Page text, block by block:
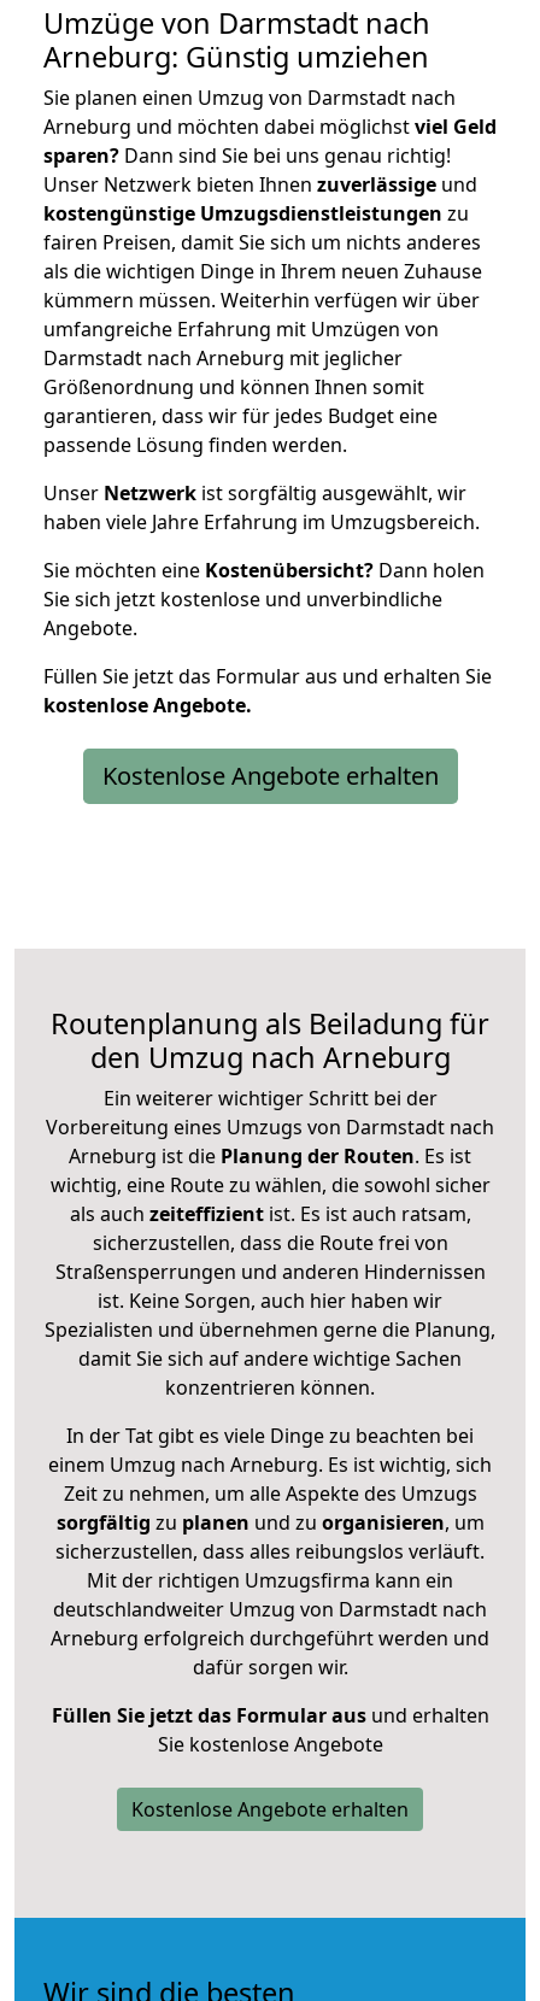
Umzüge von Darmstadt nach
Arneburg: Günstig umziehen
Sie planen einen Umzug von Darmstadt nach
Arneburg und möchten dabei möglichstviel Geld
sparen? Dann sind Sie bei uns genau richtig!
Unser Netzwerk bieten Ihnen zuverlässige und
kostengünstige Umzugsdienstleistungen zu
fairen Preisen, damit Sie sich um nichts anderes
als die wichtigen Dinge in Ihrem neuen Zuhause
kümmern müssen. Weiterhin verfügen wir über
umfangreiche Erfahrung mit Umzügen von
Darmstadt nach Arneburg mit jeglicher
Größenordnung und können Ihnen somit
garantieren, dass wir für jedes Budget eine
passende Lösung finden werden.
Unser Netzwerk ist sorgfältig ausgewählt, wir
haben viele Jahre Erfahrung im Umzugsbereich.
Sie möchten eine Kostenübersicht? Dann holen
Sie sich jetzt kostenlose und unverbindliche
Angebote.
Füllen Sie jetzt das Formular aus und erhalten Sie
kostenloseAngebote.
Kostenlose Angebote erhalten
Routenplanung als Beiladung für
den Umzug nach Arneburg
Ein weiterer wichtiger Schritt bei der
Vorbereitung eines Umzugs von Darmstadt nach
Arneburg ist die Planung der Routen. Es ist
wichtig, eine Route zu wählen, die sowohl sicher
als auch zeiteffizientist. Es ist auch ratsam,
sicherzustellen, dass die Route frei von
Straßensperrungen und anderen Hindernissen
ist. Keine Sorgen, auch hier haben wir
Spezialisten und übernehmen gerne die Planung,
damit Sie sich auf andere wichtige Sachen
konzentrieren können.
In der Tat gibt es viele Dinge zu beachten bei
einem Umzug nach Arneburg. Es ist wichtig, sich
Zeit zu nehmen, um alle Aspekte des Umzugs
sorgfältig zu planen und zu organisieren, um
sicherzustellen, dass alles reibungslos verläuft.
Mit der richtigen Umzugsfirma kann ein
deutschlandweiter Umzug von Darmstadt nach
Arneburg erfolgreich durchgeführt werden und
dafür sorgen wir.
Füllen Sie jetzt das Formular ausund erhalten
Sie kostenlose Angebote
Kostenlose Angebote erhalten
Wir sind die besten